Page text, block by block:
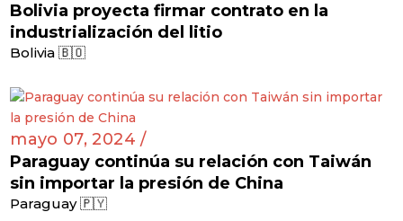
Bolivia proyecta firmar contrato en la
industrialización del litio
Bolivia 🇧🇴
mayo 07, 2024 /
Paraguay continúa su relación con Taiwán
sin importar la presión de China
Paraguay 🇵🇾